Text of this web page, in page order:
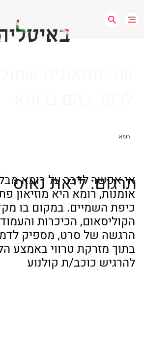
רומא
אי אפשר לדבר על רומא
אומנות, רומא היא מוזיאון
כיפת השמיים. במקום בו
הקוליסאום, הכיכרות
הרגשה של סרט, מספיק
בתוך מזרקת טרווי באמצע
להרגיש כוכב/ת קולנוע
תרגום: ליאת נאוס